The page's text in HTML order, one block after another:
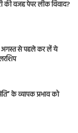
की वजह पेपर लीक विवाद?
अगस्त से पहले कर लें ये
के व्यापक प्रभाव को